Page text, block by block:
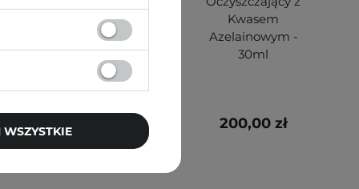
Złuszczający z 2%
Kwasem
Salicylowym - 30ml
60,00 zł
Kwasem
Azelainowym -
30ml
200,00 zł